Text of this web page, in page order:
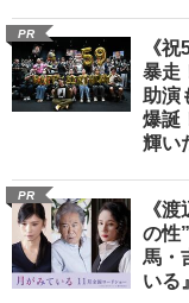
PR
《
暴走
助演
爆誕
輝い
PR
《
の性
馬・
いる